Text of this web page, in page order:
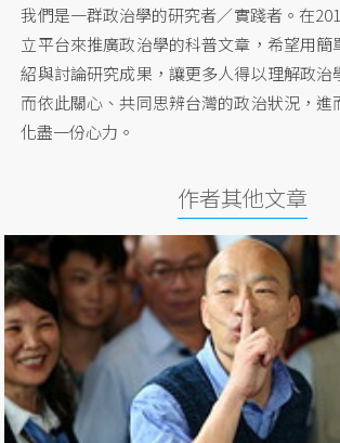
我們是一群政治學的研究者／實踐者。在
立平台來推廣政治學的科普文章，希望用簡
紹與討論研究成果，讓更多人得以理解政治
而依此關心、共同思辨台灣的政治狀況，進
化盡一份心力。
作者其他文章